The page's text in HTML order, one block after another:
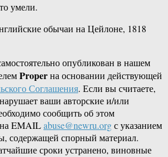
умели.
обычаи на Цейлоне, 1818
опубликован в нашем
Properна основании действующей
Соглашения. Если вы считаете,
ваши авторские и/или
сообщить об этом
EMAILabuse@newru.orgс указанием
содержащей спорный материал.
сроки устранено, виновные